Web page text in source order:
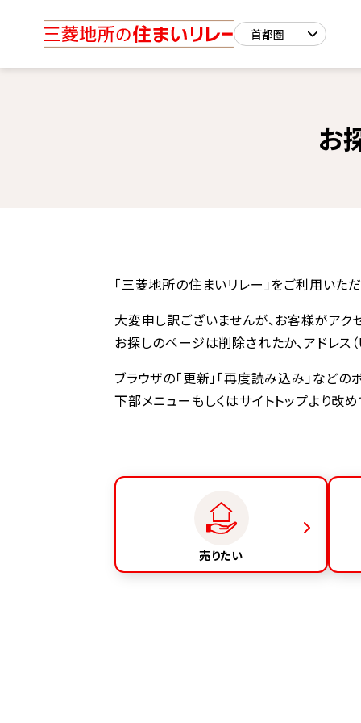
お
「三菱地所の住まいリレー」をご利用いた
大変申し訳ございませんが、お客様がアク
お探しのページは削除されたか、アドレス
ブラウザの「更新」「再度読み込み」など
下部メニューもしくはサイトトップより改め
売りたい